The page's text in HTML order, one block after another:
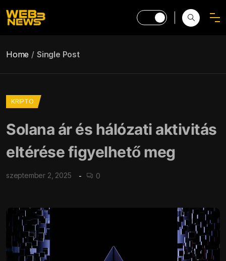
Home Single Post
KRIPTO
Solana ár és hálózati aktivitás
eltérése figyelhető meg
szeptember 2, 2025 0